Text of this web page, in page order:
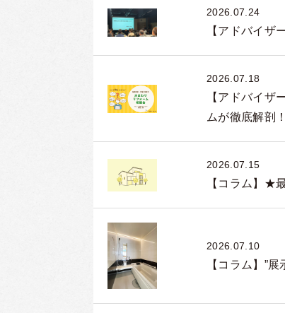
2026.07.24
【アドバイザ
2026.07.18
【アドバイザ
ムが徹底解剖！
2026.07.15
【コラム】★
2026.07.10
【コラム】”